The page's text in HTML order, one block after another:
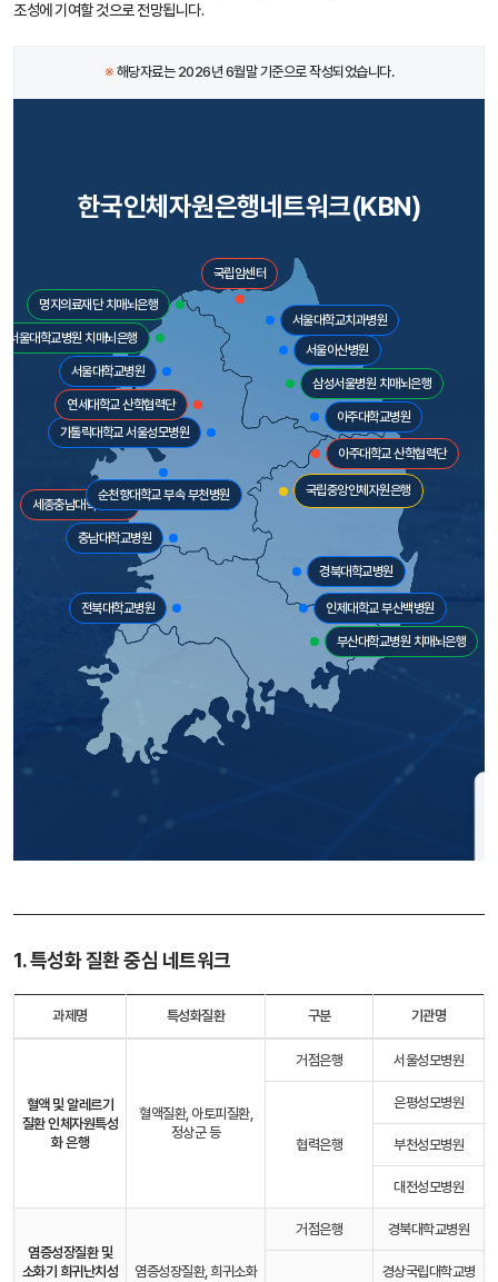
조성에 기여할 것으로 전망됩니다.
※ 해당자료는 2026년 6월말 기준으로 작성되었습니다.
한국인체자원은행네트워크(KBN)
국립암센터
서울대학교치과병원
서울아산병원
삼성서울병원 치매뇌은행
아주대학교병원
아주대학교 산학협력단
국립중앙인체자원은행
경북대학교병원
인제대학교 부산백병원
부산대학교병원 치매뇌은행
전북대학교병원
충남대학교병원
세종충남대학교병원
순천향대학교 부속 부천병원
가톨릭대학교 서울성모병원
연세대학교 산학협력단
서울대학교병원
서울대학교병원 치매뇌은행
명지의료재단 치매뇌은행
1. 특성화 질환 중심 네트워크
과제명 특성화질환 구분 기관명
혈액 및 알레르기
질환 인체자원특성
화 은행
혈액질환, 아토피질환,
정상군 등
거점은행 서울성모병원
협력은행
은평성모병원
부천성모병원
대전성모병원
염증성장질환 및
소화기 희귀난치성
염증성장질환, 희귀소화
거점은행 경북대학교병원
경상국립대학교병